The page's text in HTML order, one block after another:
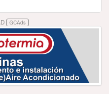
GCAds